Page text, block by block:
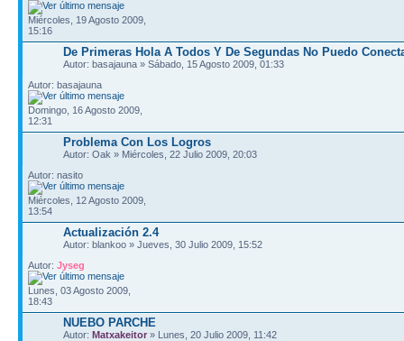
Miércoles, 19 Agosto 2009,
15:16
De Primeras Hola A Todos Y De Segundas No Puedo
Autor: basajauna » Sábado, 15 Agosto 2009, 01:33
Autor: basajauna
Domingo, 16 Agosto 2009,
12:31
Problema Con Los Logros
Autor: Oak » Miércoles, 22 Julio 2009, 20:03
Autor: nasito
Miércoles, 12 Agosto 2009,
13:54
Actualización 2.4
Autor: blankoo » Jueves, 30 Julio 2009, 15:52
Autor: Jyseg
Lunes, 03 Agosto 2009,
18:43
NUEBO PARCHE
Autor: Matxakeitor » Lunes, 20 Julio 2009, 11:42